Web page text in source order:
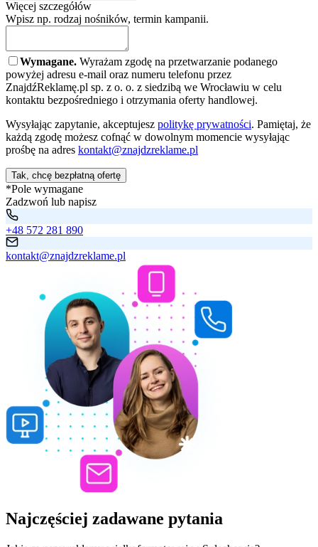
Więcej szczegółów
Wpisz np. rodzaj nośników, termin kampanii.
Wymagane. Wyrażam zgodę na przetwarzanie podanego
powyżej adresu e-mail oraz numeru telefonu przez
ZnajdźReklamę.pl sp. z o. o. z siedzibą we Wrocławiu w celu
kontaktu bezpośredniego i otrzymania oferty handlowej.
Wysyłając zapytanie, akceptujesz politykę prywatności. Pamiętaj, że
każdą zgodę możesz cofnąć w dowolnym momencie wysyłając
prośbę na adres kontakt@znajdzreklame.pl
Tak, chcę bezpłatną ofertę
*Pole wymagane
Zadzwoń lub napisz
+48 572 281 890
kontakt@znajdzreklame.pl
Najczęściej zadawane pytania